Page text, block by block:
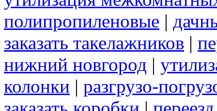
полипропиленовые |
заказать такелажников |
нижний новгород |
колонки | разгрузо-